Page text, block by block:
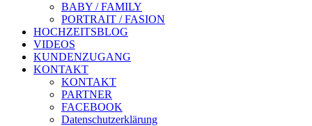
BABY / FAMILY
PORTRAIT / FASION
HOCHZEITSBLOG
VIDEOS
KUNDENZUGANG
KONTAKT
KONTAKT
PARTNER
FACEBOOK
Datenschutzerklärung